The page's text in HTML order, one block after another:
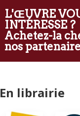
L'ŒUVRE
INTÉRESSE ?
Achetez-la
nos
En librairie